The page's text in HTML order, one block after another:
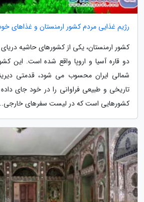
رژیم غذایی مردم کشور ارمنستان و غذاهای
کشور ارمنستان، یکی از کشورهای حاشیه
دو قاره آسیا و اروپا واقع شده است. این
شمالی ایران محسوب می شود، قدمتی
تاریخی و طبیعی فراوانی را در خود جای
کشورهایی است که در لیست سفرهای